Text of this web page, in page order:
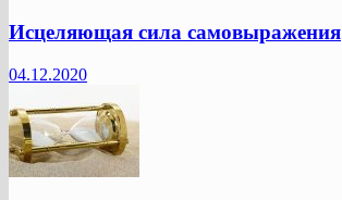
Исцеляющая сила самовыражения
04.12.2020